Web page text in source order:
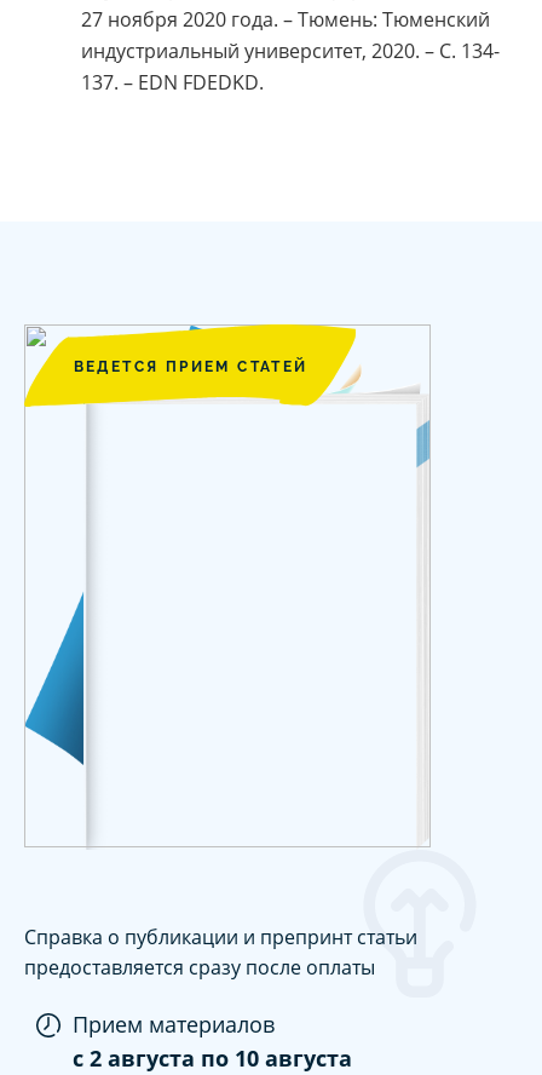
27 ноября 2020 года. – Тюмень: Тюменский
индустриальный университет, 2020. – С. 134-
137. – EDN FDEDKD.
ВЕДЕТСЯ ПРИЕМ СТАТЕЙ
Справка о публикации и препринт статьи
предоставляется сразу после оплаты
Прием материалов
c 2 августа по 10 августа